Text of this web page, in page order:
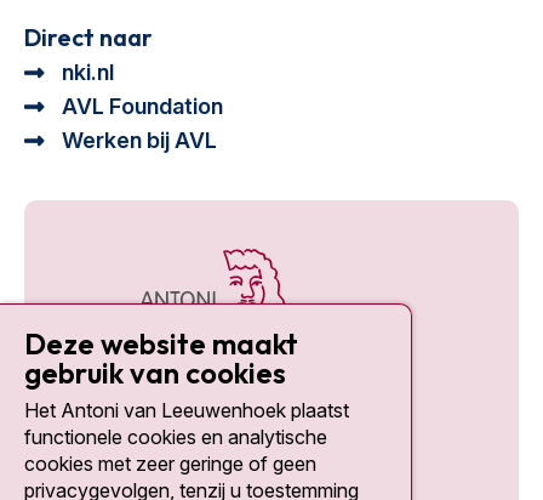
Direct naar
nki.nl
AVL Foundation
Werken bij AVL
Social media
Deze website maakt
gebruik van cookies
Het Antoni van Leeuwenhoek plaatst
functionele cookies en analytische
cookies met zeer geringe of geen
privacygevolgen, tenzij u toestemming